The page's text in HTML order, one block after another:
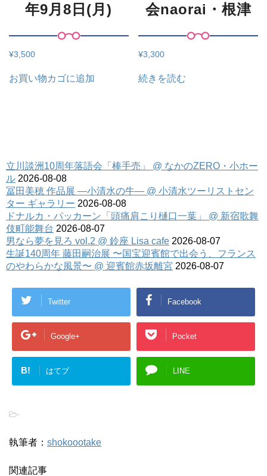
年9月8日(月)
¥3,500
お買い物カゴに追加
会naorai・根津
¥3,300
続きを読む
立川談洲10周年落語会「棒手売」 @ なかのZERO・小ホー
ル 2026-08-08
冨田美穂 作品展 —小清水の牛— @ 小清水ツーリストセン
ター ギャラリー 2026-08-08
ドナルカ・パッカーン「頭痛肩こり樋口一葉」 @ 新宿歌舞
伎町能舞台 2026-08-07
男なら夢を見ろ vol.2 @ 鈴座 Lisa cafe 2026-08-07
生誕140周年 藤田嗣治展 〜国宝迎賓館で出会う、フランス
のやわらかな風景〜 @ 迎賓館赤坂離宮 2026-08-07
Twitter Facebook
Google+ Pocket
B! はてブ LINE
-
執筆者： shokoootake
関連記事